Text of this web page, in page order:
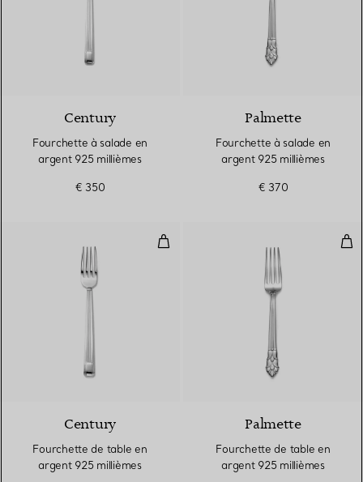
Century
Fourchette à salade en
argent 925 millièmes
€ 350
Palmette
Fourchette à salade en
argent 925 millièmes
€ 370
Fourchette de table en argent
Century
Fourchette de table en
argent 925 millièmes
Palmette
Fourchette de table en
argent 925 millièmes